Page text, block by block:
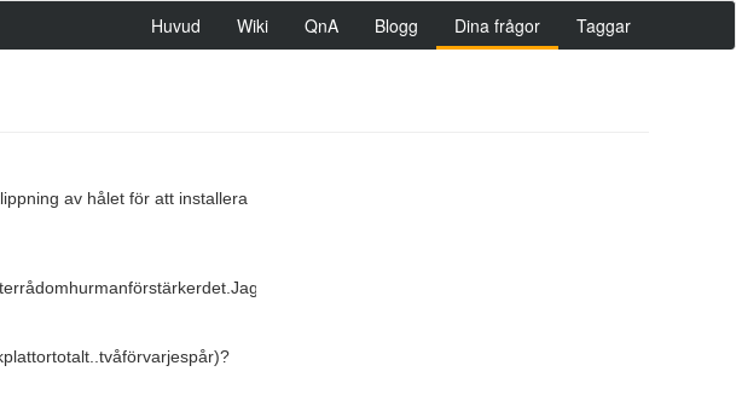
Huvud Wiki QnA Blogg Dina frågor Taggar
av hålet för att installera